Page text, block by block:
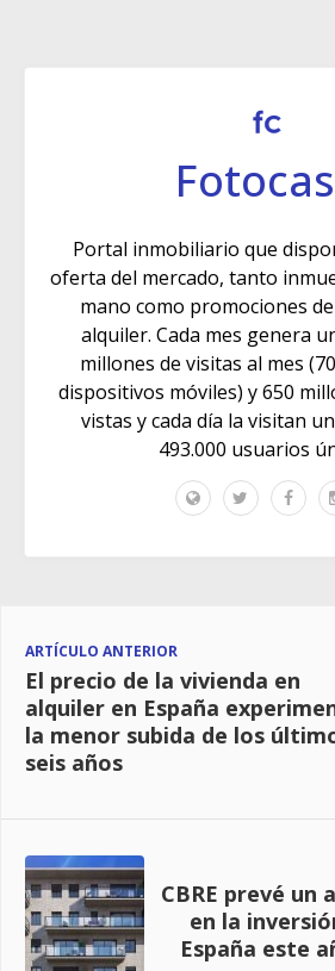
Portal inmobiliario que
oferta del mercado, tanto
mano como promociones
alquiler. Cada mes genera
millones de visitas al mes
dispositivos móviles) y 650
vistas y cada día la visitan
493.000 usuarios
ARTÍCULO ANTERIOR
El precio de la vivienda en
alquiler en España
la menor subida de los
seis años
CBRE prevé un
en la
España este